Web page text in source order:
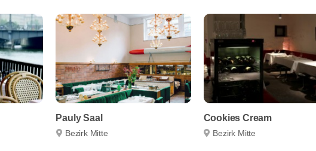
Pauly Saal
Bezirk Mitte
Cookies Cream
Bezirk Mitte